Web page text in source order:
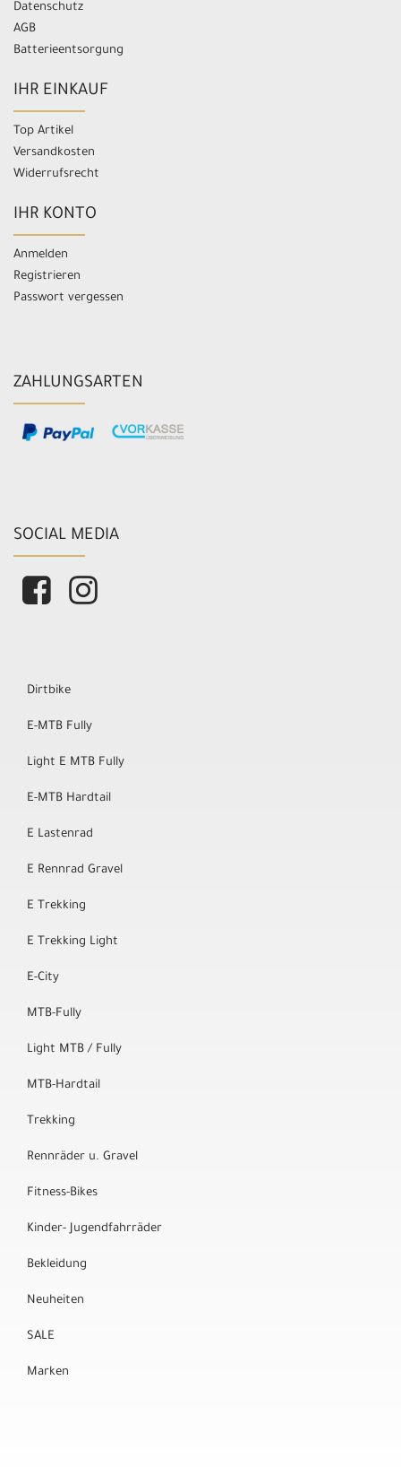
Datenschutz
AGB
Batterieentsorgung
IHR EINKAUF
Top Artikel
Versandkosten
Widerrufsrecht
IHR KONTO
Anmelden
Registrieren
Passwort vergessen
ZAHLUNGSARTEN
SOCIAL MEDIA
Dirtbike
E-MTB Fully
Light E MTB Fully
E-MTB Hardtail
E Lastenrad
E Rennrad Gravel
E Trekking
E Trekking Light
E-City
MTB-Fully
Light MTB / Fully
MTB-Hardtail
Trekking
Rennräder u. Gravel
Fitness-Bikes
Kinder- Jugendfahrräder
Bekleidung
Neuheiten
SALE
Marken